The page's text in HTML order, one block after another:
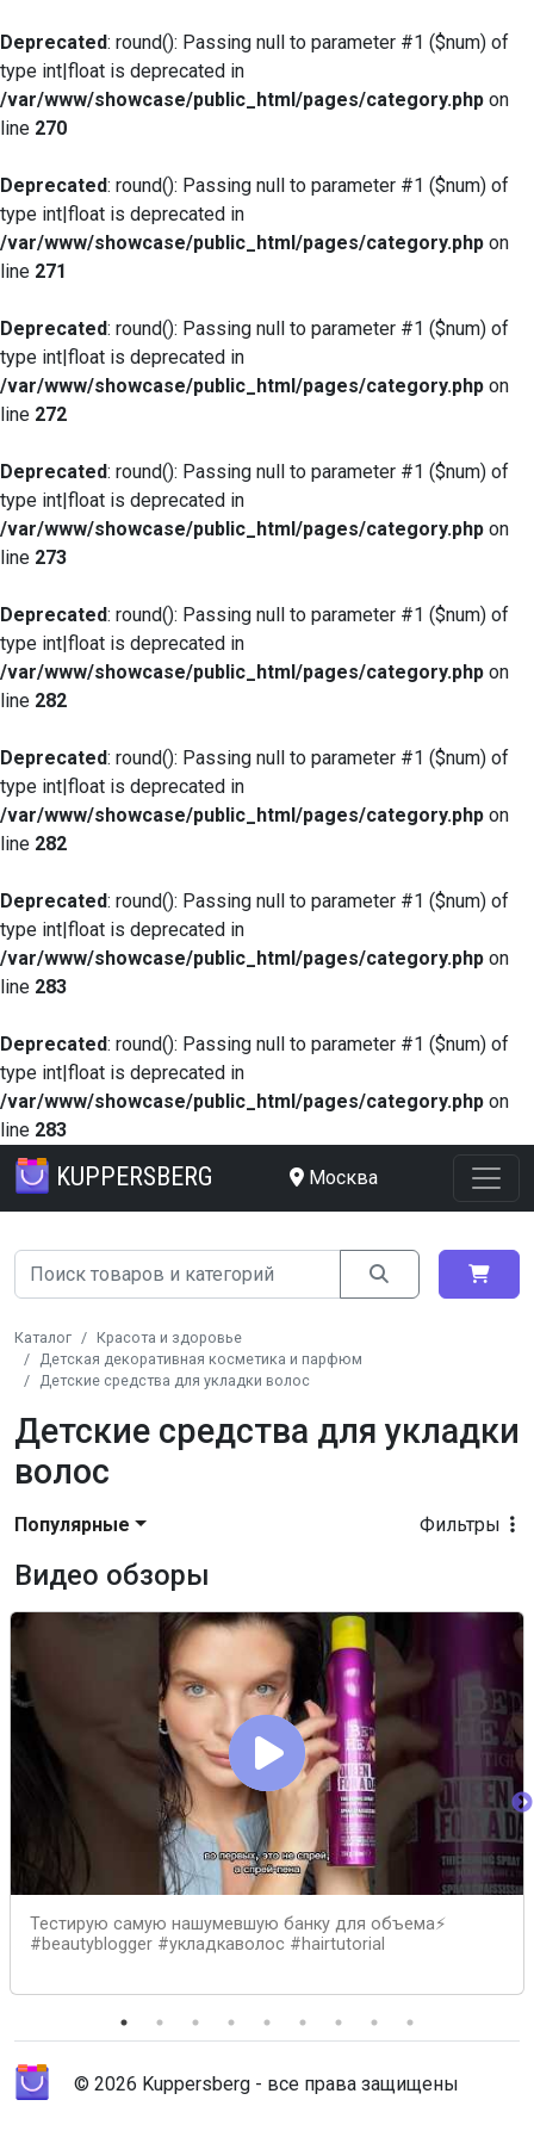
Deprecated: round(): Passing null to parameter #1 ($num) of
type int|float is deprecated in
/var/www/showcase/public_html/pages/category.php on
line 270
Deprecated: round(): Passing null to parameter #1 ($num) of
type int|float is deprecated in
/var/www/showcase/public_html/pages/category.php on
line 271
Deprecated: round(): Passing null to parameter #1 ($num) of
type int|float is deprecated in
/var/www/showcase/public_html/pages/category.php on
line 272
Deprecated: round(): Passing null to parameter #1 ($num) of
type int|float is deprecated in
/var/www/showcase/public_html/pages/category.php on
line 273
Deprecated: round(): Passing null to parameter #1 ($num) of
type int|float is deprecated in
/var/www/showcase/public_html/pages/category.php on
line 282
Deprecated: round(): Passing null to parameter #1 ($num) of
type int|float is deprecated in
/var/www/showcase/public_html/pages/category.php on
line 282
Deprecated: round(): Passing null to parameter #1 ($num) of
type int|float is deprecated in
/var/www/showcase/public_html/pages/category.php on
line 283
Deprecated: round(): Passing null to parameter #1 ($num) of
type int|float is deprecated in
/var/www/showcase/public_html/pages/category.php on
line 283
KUPPERSBERG Москва
Каталог
Красота и здоровье
Детская декоративная косметика и парфюм
Детские средства для укладки волос
Детские средства для укладки
волос
Фильтры
Популярные
Видео обзоры
Тестирую самую нашумевшую банку для объема⚡️
#beautyblogger #укладкаволос #hairtutorial
© 2026 Kuppersberg - все права защищены